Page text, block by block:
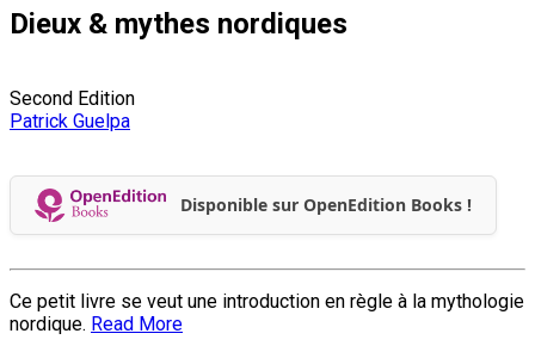
Dieux & mythes nordiques
Second Edition
Patrick Guelpa
Disponible sur OpenEdition Books !
Ce petit livre se veut une introduction en règle à la mythologie
nordique. Read More